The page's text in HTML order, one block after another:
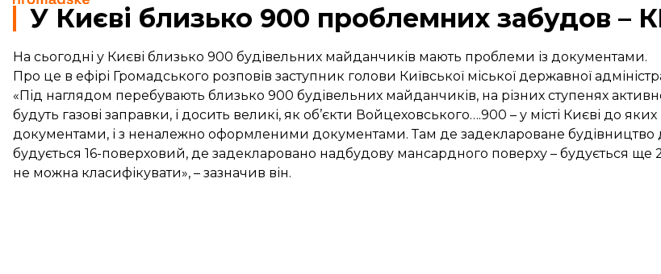
У Києві близько 900 проблемних забудов –
На сьогодні у Києві близько 900 будівельних майданчиків мають проблеми із документами.
Про це в ефірі Громадського розповів заступник голови Київської міської державної
«Під наглядом перебувають близько 900 будівельних майданчиків, на різних ступенях
будуть газові заправки, і досить великі, як об’єкти Войцеховського….900 – у місті Києві до
документами, і з неналежно оформленими документами. Там де задеклароване будівництво
будується 16-поверховий, де задекларовано надбудову мансардного поверху – будується ще 20
не можна класифікувати», – зазначив він.